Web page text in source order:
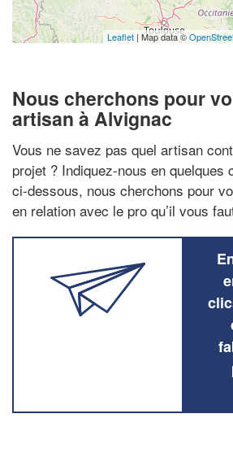
Leaflet | Map data ©
Nous cherchons pour
artisan à Alvignac
Vous ne savez pas quel artisan
projet ? Indiquez-nous en quelques
ci-dessous, nous cherchons pour
en relation avec le pro qu’il vous